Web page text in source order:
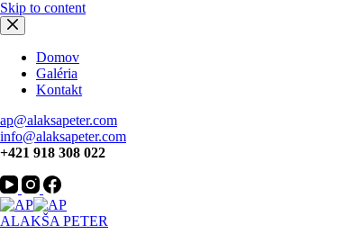
Skip to content
Domov
Galéria
Kontakt
ap@alaksapeter.com
info@alaksapeter.com
+421 918 308 022
ALAKŠA PETER